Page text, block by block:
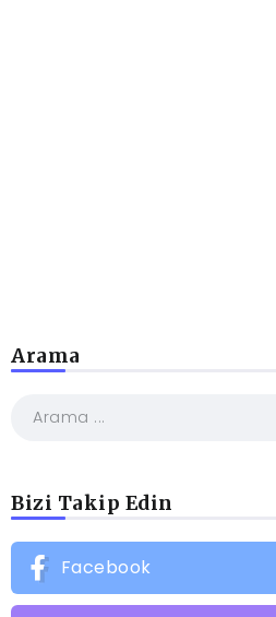
Arama
Bizi Takip Edin
Facebook